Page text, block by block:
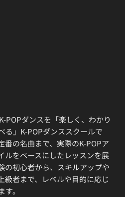
POPダンスを「楽しく、わかり
る」K-POPダンススクールで
番の名曲まで、実際のK-POPア
ルをベースにしたレッスンを展
の初心者から、スキルアップや
級者まで、レベルや目的に応じ
。